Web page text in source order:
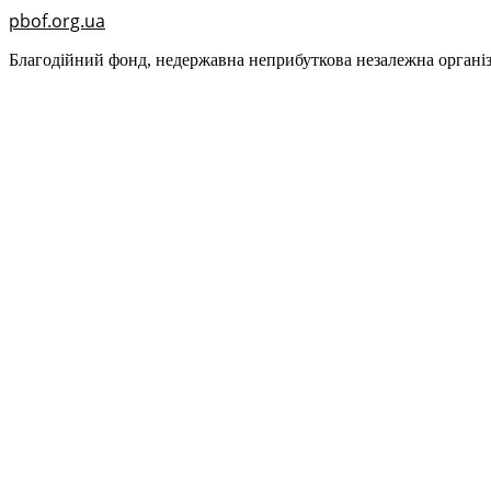
pbof.org.ua
Благодійний фонд, недержавна неприбуткова незалежна